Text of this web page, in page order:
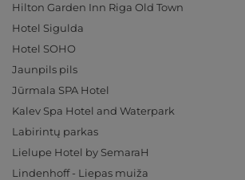
Hilton Garden Inn Riga Old Town
Hotel Sigulda
Hotel SOHO
Jaunpils pils
Jūrmala SPA Hotel
Kalev Spa Hotel and Waterpark
Labirintų parkas
Lielupe Hotel by SemaraH
Lindenhoff - Liepas muiža